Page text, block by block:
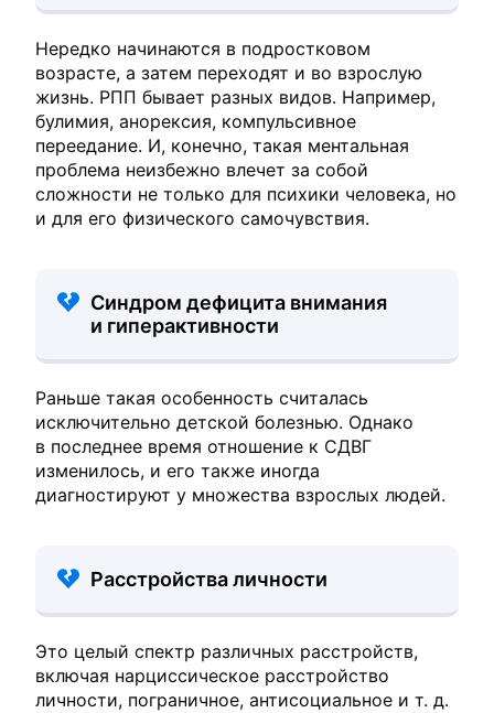
Нередко начинаются в подростковом
возрасте, а затем переходят и во взрослую
жизнь. РПП бывает разных видов. Например,
булимия, анорексия, компульсивное
переедание. И, конечно, такая ментальная
проблема неизбежно влечет за собой
сложности не только для психики человека, но
и для его физического самочувствия.
Синдром дефицита внимания
и гиперактивности
Раньше такая особенность считалась
исключительно детской болезнью. Однако
в последнее время отношение к СДВГ
изменилось, и его также иногда
диагностируют у множества взрослых людей.
Расстройства личности
Это целый спектр различных расстройств,
включая нарциссическое расстройство
личности, пограничное, антисоциальное и т. д.